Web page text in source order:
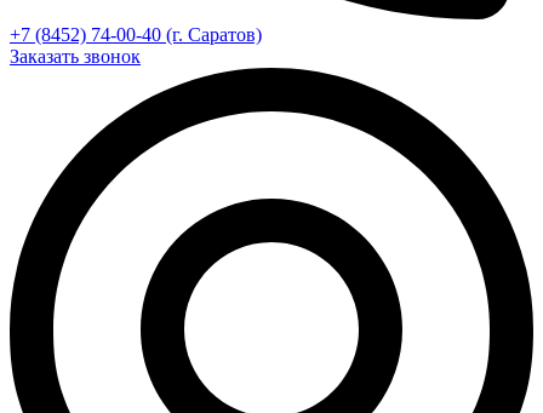
+7 (8452) 74-00-40 (г. Саратов)
Заказать звонок